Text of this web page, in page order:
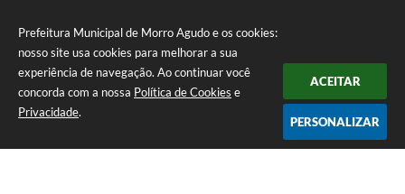
Prefeitura Municipal de Morro Agudo e os cookies:
nosso site usa cookies para melhorar a sua
experiência de navegação. Ao continuar você
concorda com a nossa Política de Cookies e
Privacidade.
ACEITAR
PERSONALIZAR